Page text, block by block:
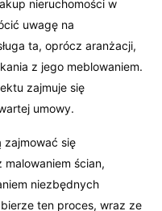
nieruchomości w
uwagę na
ta, oprócz aranżacji,
z jego meblowaniem.
zajmuje się
umowy.
zajmować się
ścian,
niezbędnych
ten proces, wraz ze